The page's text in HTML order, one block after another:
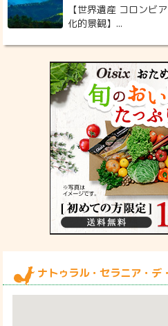
【世界遺産 コロンビ
化的景観】...
ナトゥラル・セラニア・デ